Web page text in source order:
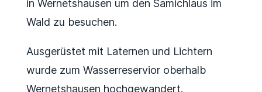
in Wernetshausen um den Samichlaus im
Wald zu besuchen.
Ausgerüstet mit Laternen und Lichtern
wurde zum Wasserreservior oberhalb
Wernetshausen hochgewandert.